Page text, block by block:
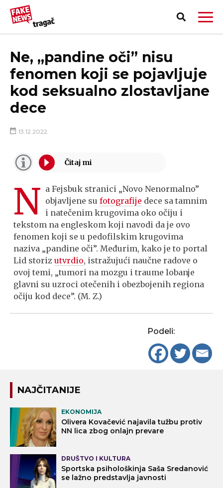
PRIJAVI LAŽNU VEST!
Ne, „pandine oči” nisu
fenomen koji se pojavljuje
kod seksualno zlostavljane
dece
13.12.2022.
N a Fejsbuk stranici „Novo Nenormalno”
objavljene sufotografije dece sa tamnim
i natečenim krugovima oko očiju i
tekstom na engleskom koji navodi da je ovo
fenomen koji se u pedofilskim krugovima
naziva „pandine oči”. Međurim, kako je to portal
Lid storizutvrdio, istražujući naučne radove o
ovoj temi, „tumori na mozgu i traume lobanje
glavni su uzroci otečenih i obezbojenih regiona
očiju kod dece”. (M. Z.)
Podeli:
NAJČITANIJE
EKONOMIJA
Olivera Kovačević najavila tužbu protiv
NN lica zbog onlajn prevare
DRUŠTVO I KULTURA
Sportska psihološkinja Saša Sredanović
se lažno predstavlja javnosti